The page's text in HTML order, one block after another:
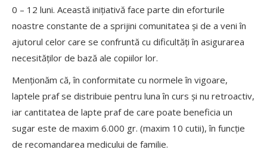
0 – 12 luni. Această inițiativă face parte din eforturile
noastre constante de a sprijini comunitatea și de a veni în
ajutorul celor care se confruntă cu dificultăți în asigurarea
necesităților de bază ale copiilor lor.
Menționăm că, în conformitate cu normele în vigoare,
laptele praf se distribuie pentru luna în curs și nu retroactiv,
iar cantitatea de lapte praf de care poate beneficia un
sugar este de maxim 6.000 gr. (maxim 10 cutii), în funcție
de recomandarea medicului de familie.